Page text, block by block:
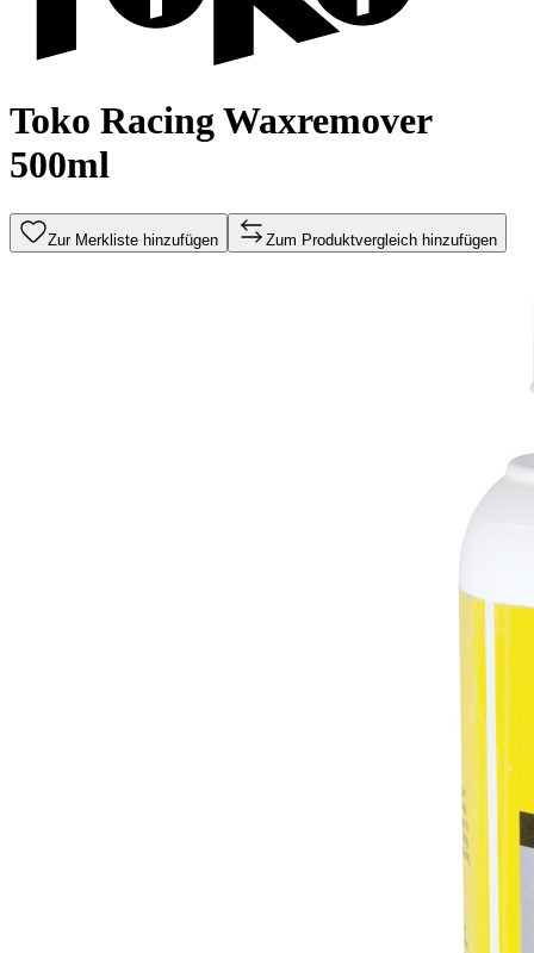
Toko Racing Waxremover
500ml
Zur Merkliste hinzufügen Zum Produktvergleich hinzufügen